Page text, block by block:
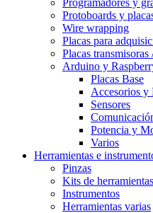
Programadores y
Protoboards y
Wire wrapping
Placas para
Placas transmisoras
Arduino y
Placas Base
Accesorios y
Sensores
Potencia y
Varios
Herramientas e
Pinzas
Kits de herramientas
Instrumentos
Herramientas varias